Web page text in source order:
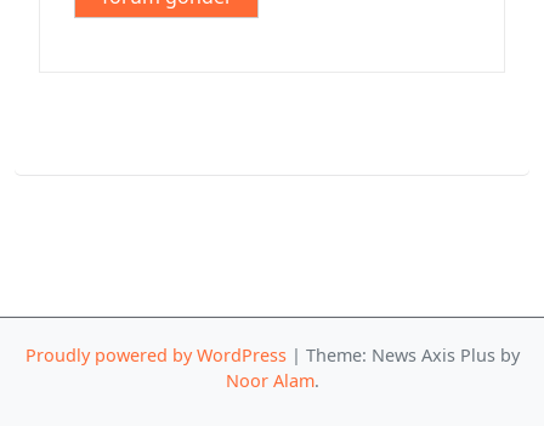
Proudly powered by WordPress | Theme: News Axis Plus by
Noor Alam.